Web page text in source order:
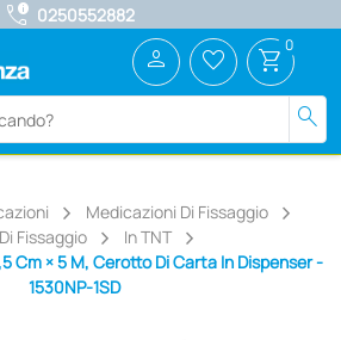
call_quality 0250552882
search
person favorite_border shopping_cart 0
Medicazioni Di Fissaggio
Fissaggio
In TNT
× 5 M, Cerotto Di Carta In Dispenser -
1530NP-1SD